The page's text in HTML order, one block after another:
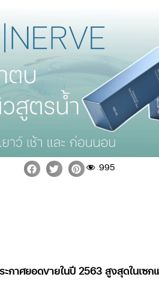
995
กาศยอดขายในปี 2563 สูงสุดในเซ